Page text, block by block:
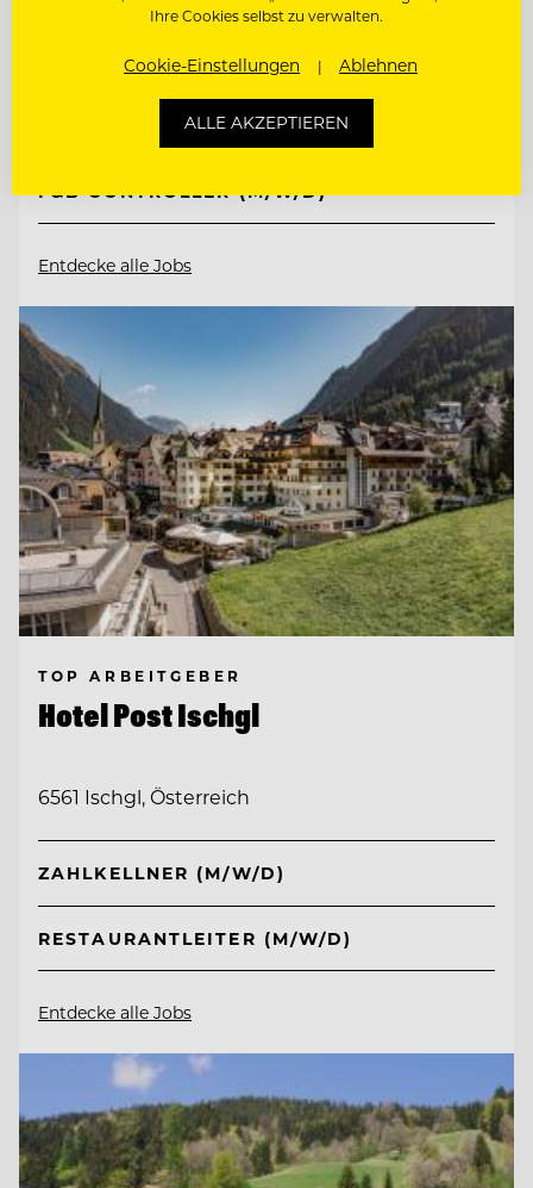
Schlosshotel Kitzbühel
6370 Kitzbühel, Österreich
F&B CONTROLLER (M/W/D)
Entdecke alle Jobs
TOP ARBEITGEBER
Hotel Post Ischgl
6561 Ischgl, Österreich
ZAHLKELLNER (M/W/D)
RESTAURANTLEITER (M/W/D)
Entdecke alle Jobs
Ihre Cookies selbst zu verwalten.
Cookie-Einstellungen Ablehnen
ALLE AKZEPTIEREN